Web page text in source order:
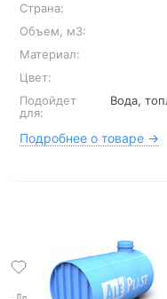
Страна:
Объем, м3:
Материал:
Цвет:
Подойдет
для:
Вода,
Подробнее о товаре →